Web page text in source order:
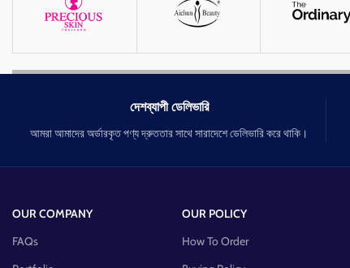
দেশব্যাপী ডেলিভারি
আমরা আমাদের অর্ডারকৃত পণ্য দ্রুততার সাথে সারাদেশে ডেলিভারি করে থাকি।
OUR COMPANY
FAQs
OUR POLICY
How To Order